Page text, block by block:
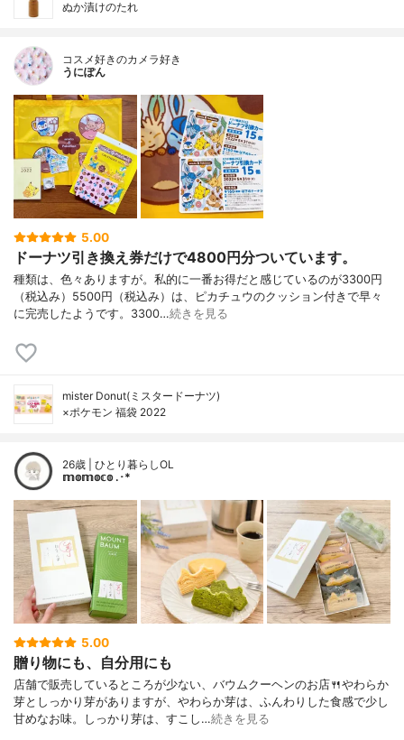
ぬか漬けのたれ
コスメ好きのカメラ好き
うにぽん
5.00
ドーナツ引き換え券だけで4800円分ついています。
種類は、色々ありますが。私的に一番お得だと感じているのが3300円
（税込み）5500円（税込み）は、ピカチュウのクッション付きで早々
に完売したようです。3300…続きを見る
mister Donut(ミスタードーナツ)
×ポケモン 福袋 2022
26歳 | ひとり暮らしOL
𝕞𝕠𝕞𝕠𝕔𝕠 .･*
5.00
贈り物にも、自分用にも
店舗で販売しているところが少ない、バウムクーヘンのお店🍴やわらか
芽としっかり芽がありますが、やわらか芽は、ふんわりした食感で少し
甘めなお味。しっかり芽は、すこし…続きを見る